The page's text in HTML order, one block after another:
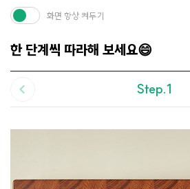
한 단계씩 따라해 보세요😄
화면 항상 켜두기
Step.1